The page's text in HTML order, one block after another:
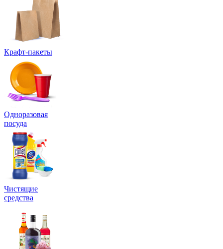
Крафт-пакеты
Одноразовая
посуда
Чистящие
средства